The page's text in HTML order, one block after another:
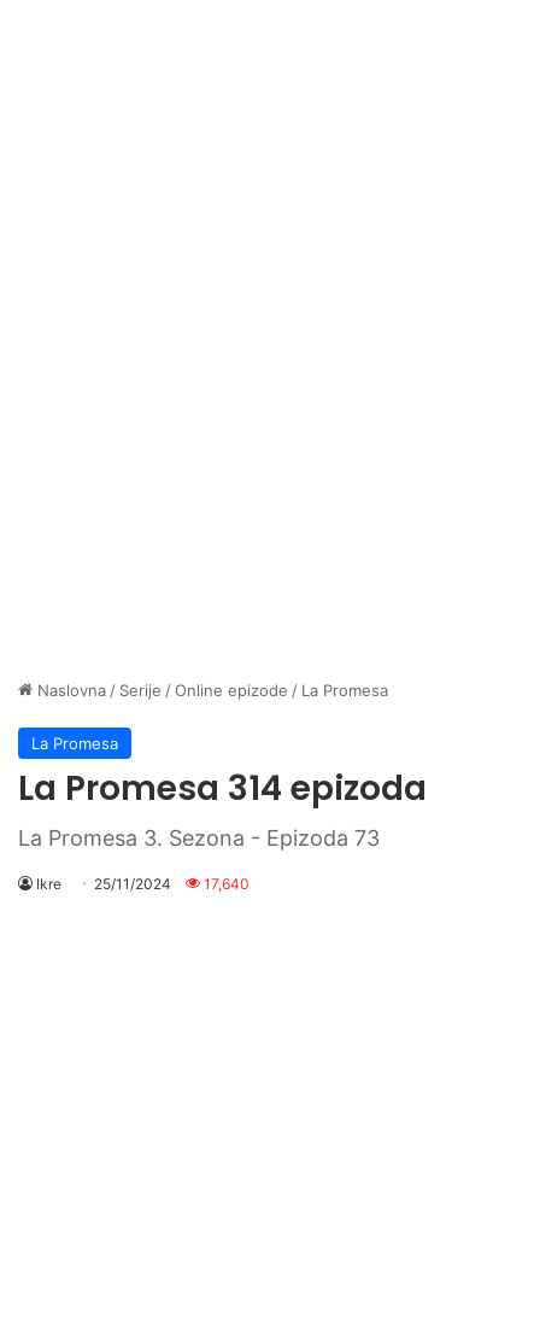
Naslovna / Serije /Online epizode / La Promesa
La Promesa
La Promesa 314 epizoda
La Promesa 3. Sezona - Epizoda 73
Ikre 25/11/2024 17,640